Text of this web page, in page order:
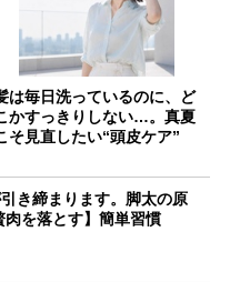
は毎日洗っているのに、ど
かすっきりしない…。真夏
そ見直したい“頭皮ケア”
き締まります。脚太の原
肉を落とす】簡単習慣